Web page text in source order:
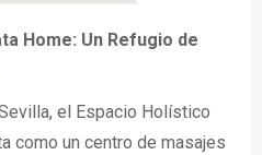
Home: Un Refugio de
el Espacio Holístico
como un centro de masajes